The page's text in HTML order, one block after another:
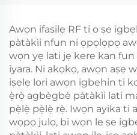
Awọn ifasilẹ RF ti o ṣe
pàtàkìi nfun ni ọpọlọpọ
wọn yẹ lati jẹ kere kan
iyara. Ni akọkọ, awọn aṣẹ
iṣẹlẹ lori awọn igbẹhin ti
ẹ̀rọ̀ agbègbè pàtàkìi lati
pẹ̀lẹ̀ pẹ̀lẹ̀ rẹ̀. Iwọn ayika ti
wọpọ julọ, bi wọn le ṣe